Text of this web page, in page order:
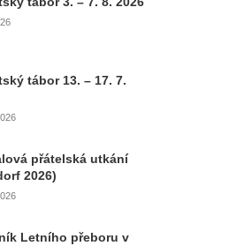
tábor 13. – 17. 7.
přátelská utkání
2026)
Letního přeboru v